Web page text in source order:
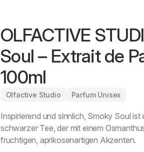
OLFACTIVE
Soul – Extrait de
100ml
Olfactive Studio Parfum Unisex
Inspirierend und sinnlich, Smoky Soul ist
schwarzer Tee, der mit einem
fruchtigen, aprikosenartigen Akzenten.